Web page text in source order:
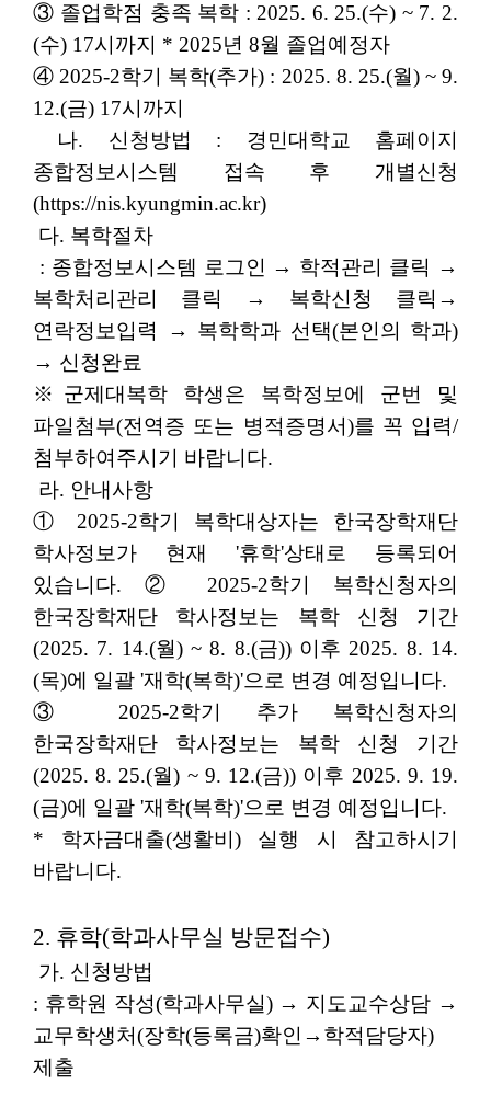
③ 졸업학점 충족 복학 : 2025. 6. 25.(수) ~ 7. 2.
(수) 17시까지 * 2025년 8월 졸업예정자
④ 2025-2학기 복학(추가) : 2025. 8. 25.(월) ~ 9.
12.(금) 17시까지
나. 신청방법 : 경민대학교 홈페이지
종합정보시스템 접속 후 개별신청
(https://nis.kyungmin.ac.kr)
다. 복학절차
: 종합정보시스템 로그인 → 학적관리 클릭 →
복학처리관리 클릭 → 복학신청 클릭→
연락정보입력 → 복학학과 선택(본인의 학과)
→ 신청완료
※군제대복학 학생은 복학정보에 군번 및
파일첨부(전역증 또는 병적증명서)를 꼭 입력/
첨부하여주시기 바랍니다.
라. 안내사항
① 2025-2학기 복학대상자는 한국장학재단
학사정보가 현재 '휴학'상태로 등록되어
있습니다. ② 2025-2학기 복학신청자의
한국장학재단 학사정보는 복학 신청 기간
(2025. 7. 14.(월) ~ 8. 8.(금)) 이후 2025. 8. 14.
(목)에 일괄 '재학(복학)'으로 변경 예정입니다.
③ 2025-2학기 추가 복학신청자의
한국장학재단 학사정보는 복학 신청 기간
(2025. 8. 25.(월) ~ 9. 12.(금)) 이후 2025. 9. 19.
(금)에 일괄 '재학(복학)'으로 변경 예정입니다.
* 학자금대출(생활비) 실행 시 참고하시기
바랍니다.
2. 휴학(학과사무실 방문접수)
가. 신청방법
: 휴학원 작성(학과사무실) → 지도교수상담 →
교무학생처(장학(등록금)확인→학적담당자)
제출